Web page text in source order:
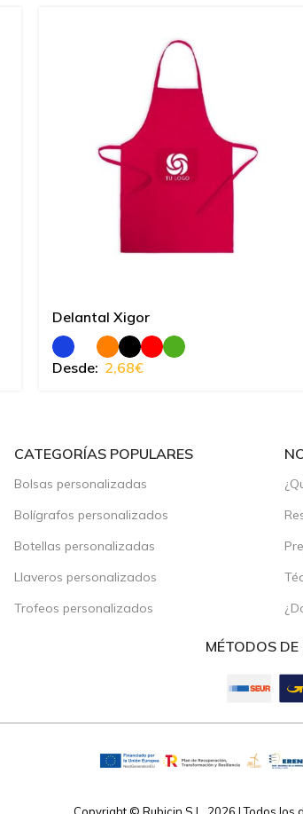
Delantal Xigor
Desde: 2,68€
CATEGORÍAS POPULARES
Bolsas personalizadas
Bolígrafos personalizados
Botellas personalizadas
Llaveros personalizados
Trofeos personalizados
MÉTODOS DE